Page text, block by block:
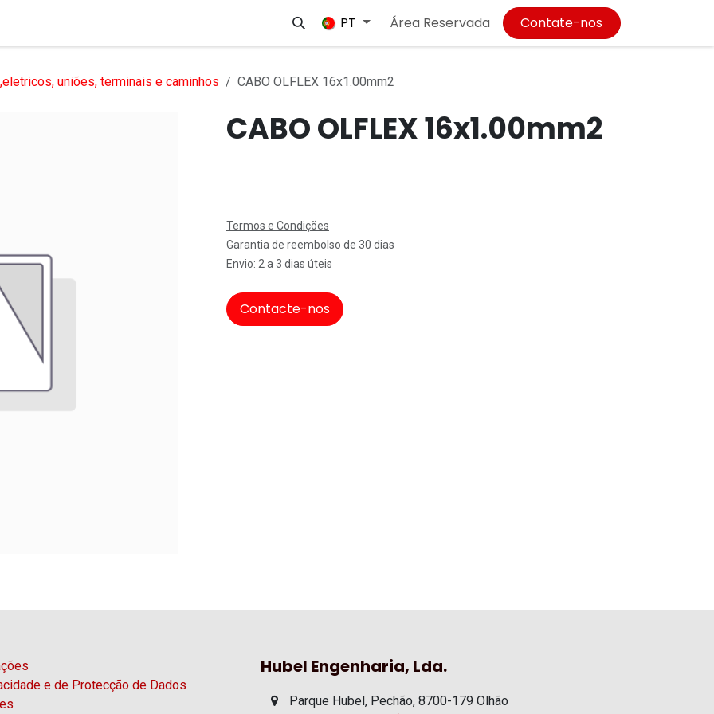
Empregos
PT Área Reservada Contate-nos
uniões, terminais e caminhos CABO OLFLEX 16x1.00mm2
CABO OLFLEX 16x1.00mm2
Termos e Condições
Garantia de reembolso de 30 dias
Envio: 2 a 3 dias úteis
Contacte-nos
Hubel Engenharia, Lda.
Parque Hubel, Pechão, 8700-179 Olhão
e de Protecção de Dados